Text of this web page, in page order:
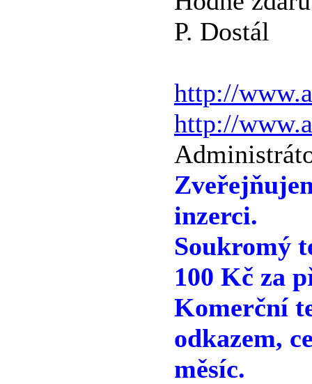
P. Dostál
http://
http://
inzerci.
Soukromý
100 Kč za
Komerční
odkazem,
měsíc.